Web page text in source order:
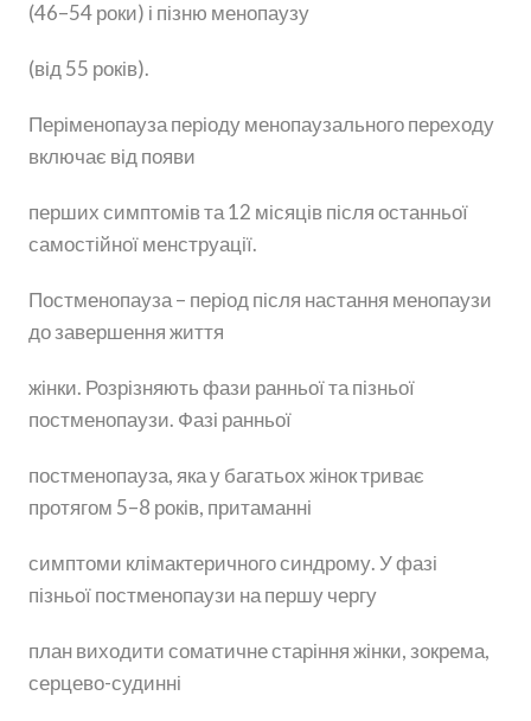
(46–54 роки) і пізню менопаузу
(від 55 років).
Періменопауза періоду менопаузального переходу
включає від появи
перших симптомів та 12 місяців після останньої
самостійної менструації.
Постменопауза – період після настання менопаузи
до завершення життя
жінки. Розрізняють фази ранньої та пізньої
постменопаузи. Фазі ранньої
постменопауза, яка у багатьох жінок триває
протягом 5–8 років, притаманні
симптоми клімактеричного синдрому. У фазі
пізньої постменопаузи на першу чергу
план виходити соматичне старіння жінки, зокрема,
серцево-судинні